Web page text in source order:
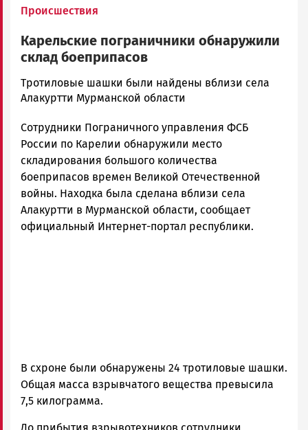
Происшествия
Карельские пограничники обнаружили
склад боеприпасов
Юрий
Каулио
Петрозаводска
и
Карелии
|
Петрозаводск
ГОВОРИТ
Тротиловые шашки были найдены вблизи села
Алакуртти Мурманской области
Сотрудники Пограничного управления ФСБ
России по Карелии обнаружили место
складирования большого количества
боеприпасов времен Великой Отечественной
войны. Находка была сделана вблизи села
Алакуртти в Мурманской области, сообщает
официальный Интернет-портал республики.
В схроне были обнаружены 24 тротиловые шашки.
Общая масса взрывчатого вещества превысила
7,5 килограмма.